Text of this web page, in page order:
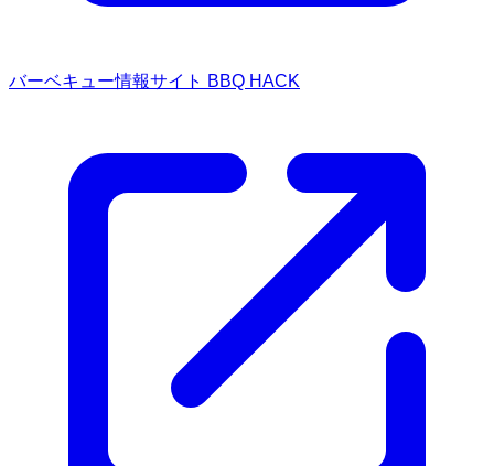
バーベキュー情報サイト BBQ HACK